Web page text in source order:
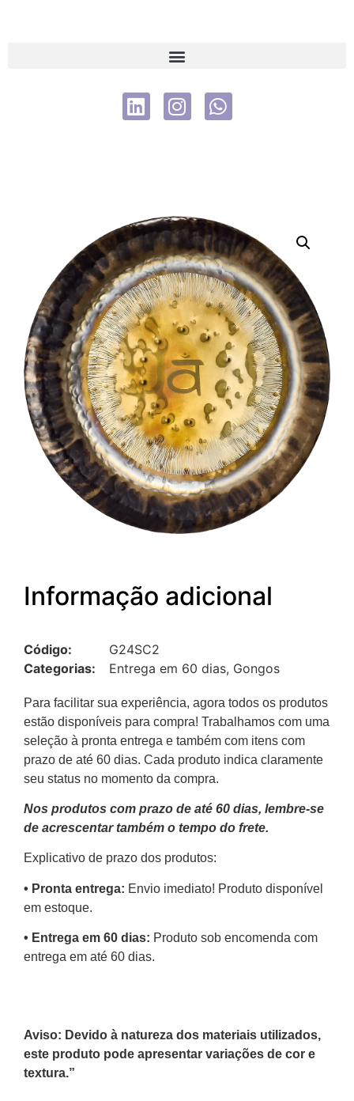
Informação adicional
Código:
G24SC2
Categorias:
Entrega em 60 dias, Gongos
Para facilitar sua experiência, agora todos os produtos
estão disponíveis para compra! Trabalhamos com uma
seleção à pronta entrega e também com itens com
prazo de até 60 dias. Cada produto indica claramente
seu status no momento da compra.
Nos produtos com prazo de até 60 dias, lembre-se
de acrescentar também o tempo do frete.
Explicativo de prazo dos produtos:
•⁠ ⁠Pronta entrega: Envio imediato! Produto disponível
em estoque.
•⁠ Entrega em 60 dias: Produto sob encomenda com
entrega em até 60 dias.
Aviso: Devido à natureza dos materiais utilizados,
este produto pode apresentar variações de cor e
textura.”